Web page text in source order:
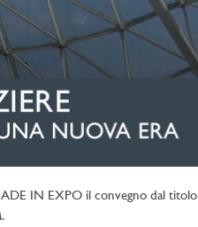
IN EXPO il convegno dal titolo
.